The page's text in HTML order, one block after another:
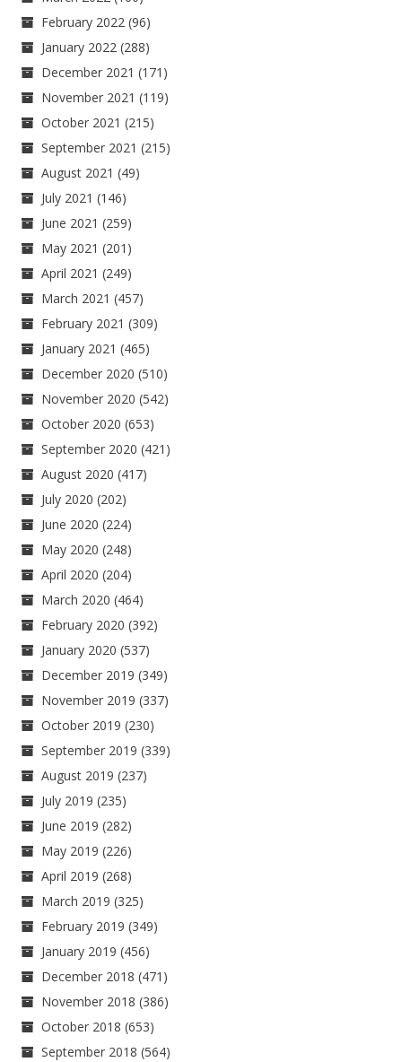
February 2022 (96)
January 2022 (288)
December 2021 (171)
November 2021 (119)
October 2021 (215)
September 2021 (215)
August 2021 (49)
July 2021 (146)
June 2021 (259)
May 2021 (201)
April 2021 (249)
March 2021 (457)
February 2021 (309)
January 2021 (465)
December 2020 (510)
November 2020 (542)
October 2020 (653)
September 2020 (421)
August 2020 (417)
July 2020 (202)
June 2020 (224)
May 2020 (248)
April 2020 (204)
March 2020 (464)
February 2020 (392)
January 2020 (537)
December 2019 (349)
November 2019 (337)
October 2019 (230)
September 2019 (339)
August 2019 (237)
July 2019 (235)
June 2019 (282)
May 2019 (226)
April 2019 (268)
March 2019 (325)
February 2019 (349)
January 2019 (456)
December 2018 (471)
November 2018 (386)
October 2018 (653)
September 2018 (564)